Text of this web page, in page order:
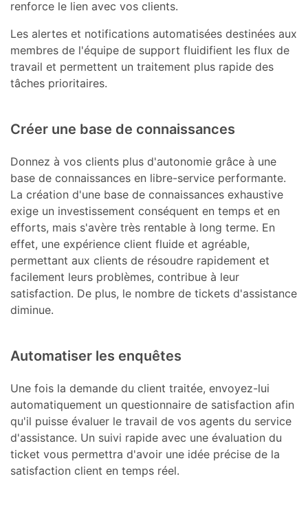
renforce le lien avec vos clients.
Les alertes et notifications automatisées destinées aux
membres de l'équipe de support fluidifient les flux de
travail et permettent un traitement plus rapide des
tâches prioritaires.
Créer une base de connaissances
Donnez à vos clients plus d'autonomie grâce à une
base de connaissances en libre-service performante.
La création d'une base de connaissances exhaustive
exige un investissement conséquent en temps et en
efforts, mais s'avère très rentable à long terme. En
effet, une expérience client fluide et agréable,
permettant aux clients de résoudre rapidement et
facilement leurs problèmes, contribue à leur
satisfaction. De plus, le nombre de tickets d'assistance
diminue.
Automatiser les enquêtes
Une fois la demande du client traitée, envoyez-lui
automatiquement un questionnaire de satisfaction afin
qu'il puisse évaluer le travail de vos agents du service
d'assistance. Un suivi rapide avec une évaluation du
ticket vous permettra d'avoir une idée précise de la
satisfaction client en temps réel.